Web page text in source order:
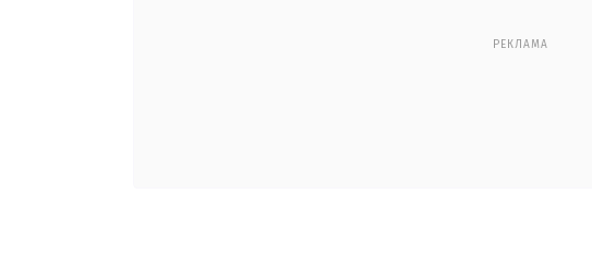
РЕКЛАМА